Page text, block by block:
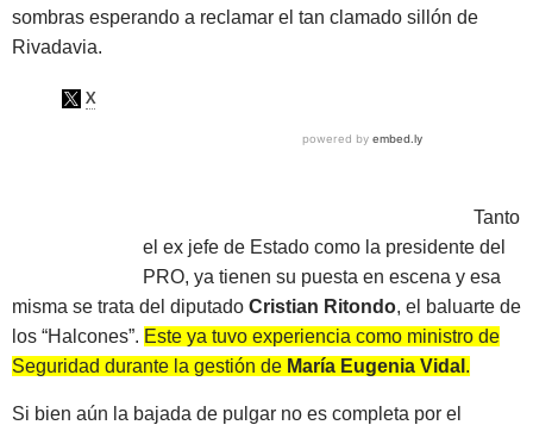
sombras esperando a reclamar el tan clamado sillón de
Rivadavia.
Tanto
el ex jefe de Estado como la presidente del
PRO, ya tienen su puesta en escena y esa
misma se trata del diputado Cristian Ritondo, el baluarte de
los “Halcones”. Este ya tuvo experiencia como ministro de
Seguridad durante la gestión de María Eugenia Vidal .
Si bien aún la bajada de pulgar no es completa por el